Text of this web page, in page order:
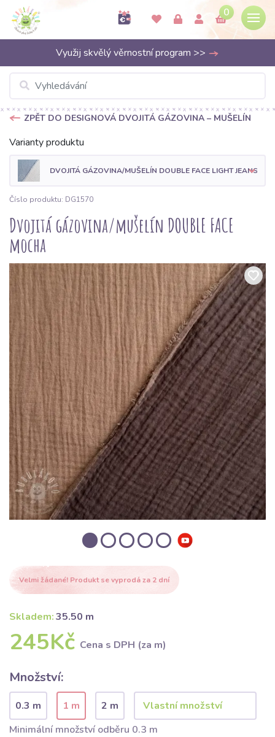
0
Využij skvělý věrnostní program >>
ZPĚT DO DESIGNOVÁ DVOJITÁ GÁZOVINA – MUŠELÍN
Varianty produktu
DVOJITÁ GÁZOVINA/MUŠELÍN DOUBLE FACE LIGHT JEANS
Číslo produktu: DG1570
Dvojitá gázovina/mušelín DOUBLE FACE
mocha
Velmi žádané! Produkt se vyprodá za 2 dní
Skladem:35.50 m
245Kč Cena s DPH (za m)
Množství:
0.3 m 1 m
2 m
Minimální množství odběru 0.3 m